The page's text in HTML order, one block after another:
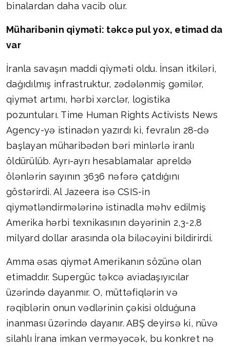
binalardan daha vacib olur.
Müharibənin qiyməti: təkcə pul yox, etimad da
var
İranla savaşın maddi qiyməti oldu. İnsan itkiləri,
dağıdılmış infrastruktur, zədələnmiş gəmilər,
qiymət artımı, hərbi xərclər, logistika
pozuntuları. Time Human Rights Activists News
Agency-yə istinadən yazırdı ki, fevralın 28-də
başlayan müharibədən bəri minlərlə iranlı
öldürülüb. Ayrı-ayrı hesablamalar apreldə
ölənlərin sayının 3636 nəfərə çatdığını
göstərirdi. Al Jazeera isə CSIS-in
qiymətləndirmələrinə istinadla məhv edilmiş
Amerika hərbi texnikasının dəyərinin 2,3-2,8
milyard dollar arasında ola biləcəyini bildirirdi.
Amma əsas qiymət Amerikanın sözünə olan
etimaddır. Supergüc təkcə aviadaşıyıcılar
üzərində dayanmır. O, müttəfiqlərin və
rəqiblərin onun vədlərinin çəkisi olduğuna
inanması üzərində dayanır. ABŞ deyirsə ki, nüvə
silahlı İrana imkan verməyəcək, bu konkret nə